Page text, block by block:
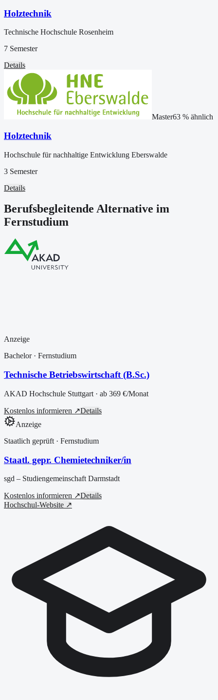
Holztechnik
Technische Hochschule Rosenheim
7 Semester
Details
Master63 % ähnlich
Holztechnik
Hochschule für nachhaltige Entwicklung Eberswalde
3 Semester
Details
Berufsbegleitende Alternative im
Fernstudium
Anzeige
Bachelor· Fernstudium
Technische Betriebswirtschaft (B.Sc.)
AKAD Hochschule Stuttgart · ab 369 €/Monat
Kostenlos informieren ↗Details
Anzeige
Staatlich geprüft · Fernstudium
Staatl. gepr. Chemietechniker/in
sgd – Studiengemeinschaft Darmstadt
Kostenlos informieren ↗Details
Hochschul-Website ↗